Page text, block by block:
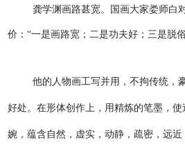
龚学渊画路甚宽。国画大家娄师白
价：“一是画路宽；二是功夫好；三是脱
他的人物画工写并用，不拘传统，
好处。在形体创作上，用精炼的笔墨，
婉，蕴含自然，虚实，动静，疏密，远